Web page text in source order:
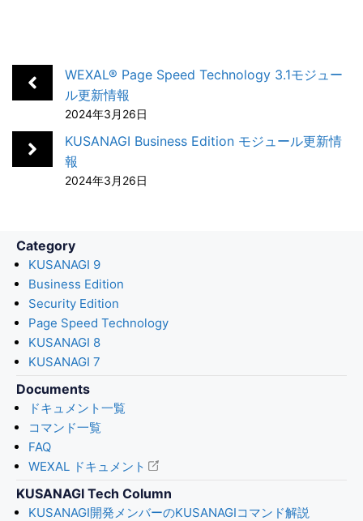
e
d
I
n
n
a
e
l
WEXAL® Page Speed Technology 3.1モジュー
ル更新情報
2024年3月26日
KUSANAGI Business Edition モジュール更新情
報
2024年3月26日
Category
KUSANAGI 9
Business Edition
Security Edition
Page Speed Technology
KUSANAGI 8
KUSANAGI 7
Documents
ドキュメント一覧
コマンド一覧
FAQ
WEXAL ドキュメント
KUSANAGI Tech Column
KUSANAGI開発メンバーのKUSANAGIコマンド解説